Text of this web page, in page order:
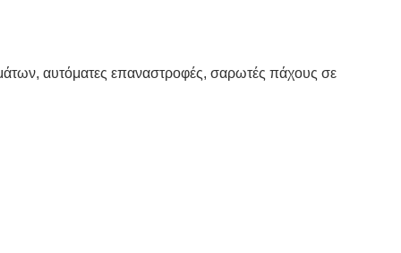
αυτόματες επαναστροφές, σαρωτές πάχους σε